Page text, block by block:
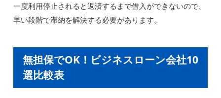
一度利用停止されると返済するまで借入ができないので、
早い段階で滞納を解決する必要があります。
無担保でOK！ビジネスローン会社10
選比較表